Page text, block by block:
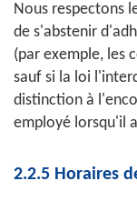
Nous respectons
de s'abstenir
(par exemple, les
sauf si la loi
distinction à
employé lorsqu'il
2.2.5 Horaires